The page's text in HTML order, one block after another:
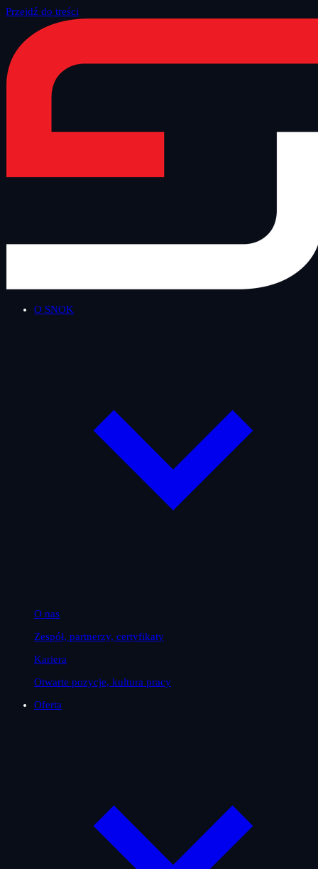
Przejdź do treści
O SNOK
O nas
Zespół, partnerzy, certyfikaty
Kariera
Otwarte pozycje, kultura pracy
Oferta
Strona główna